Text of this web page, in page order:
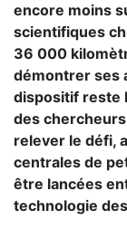
encore moins
scientifiques
36 000
démontrer ses
dispositif reste
des
relever le défi,
centrales de
être lancées
technologie